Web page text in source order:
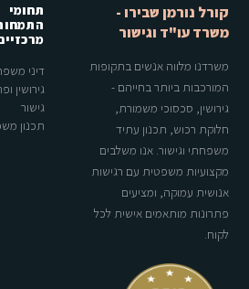
קורל נורמן שבירו -
משרד עו"ד וגישור
משרדנו מלווה אנשים בתקופות
המורכבות ביותר בחייהם -
גירושין, סכסוכי משמורת,
חלוקת רכוש, תכנון עתיד
משפחתי וגישור. אנו משלבים
מקצועיות משפטית עם רגישות
אנושית עמוקה, ומציעים
פתרונות מותאמים אישית לכל
לקוח.
תחומי
דיני
גירושין
גישור
תכנון